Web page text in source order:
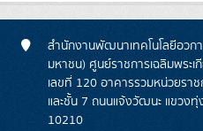
สำนักงานพัฒนาเทคโนโลยีอวก
มหาชน) ศูนย์ราชการเฉลิมพระ
เลขที่ 120 อาคารรวมหน่วยรา
และชั้น 7 ถนนแจ้งวัฒนะ แขวง
10210